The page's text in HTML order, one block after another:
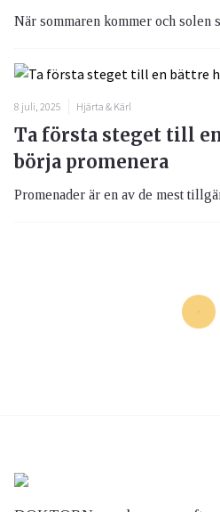
När sommaren kommer och solen
8 juli, 2025 Hjärta & Kärl
Ta första steget till
börja promenera
Promenader är en av de mest